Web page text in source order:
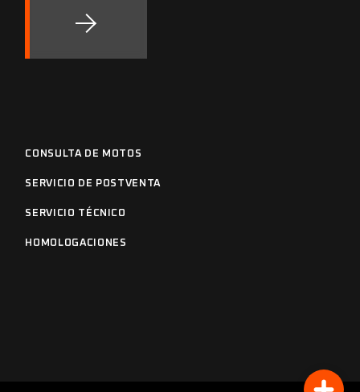
CONSULTA DE MOTOS
SERVICIO DE POSTVENTA
SERVICIO TÉCNICO
HOMOLOGACIONES